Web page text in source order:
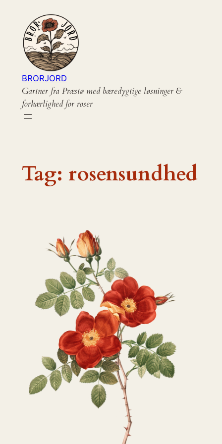
indhold
BRORJORD
Gartner fra Præstø med bæredygtige løsninger &
forkærlighed for roser
Tag: rosensundhed